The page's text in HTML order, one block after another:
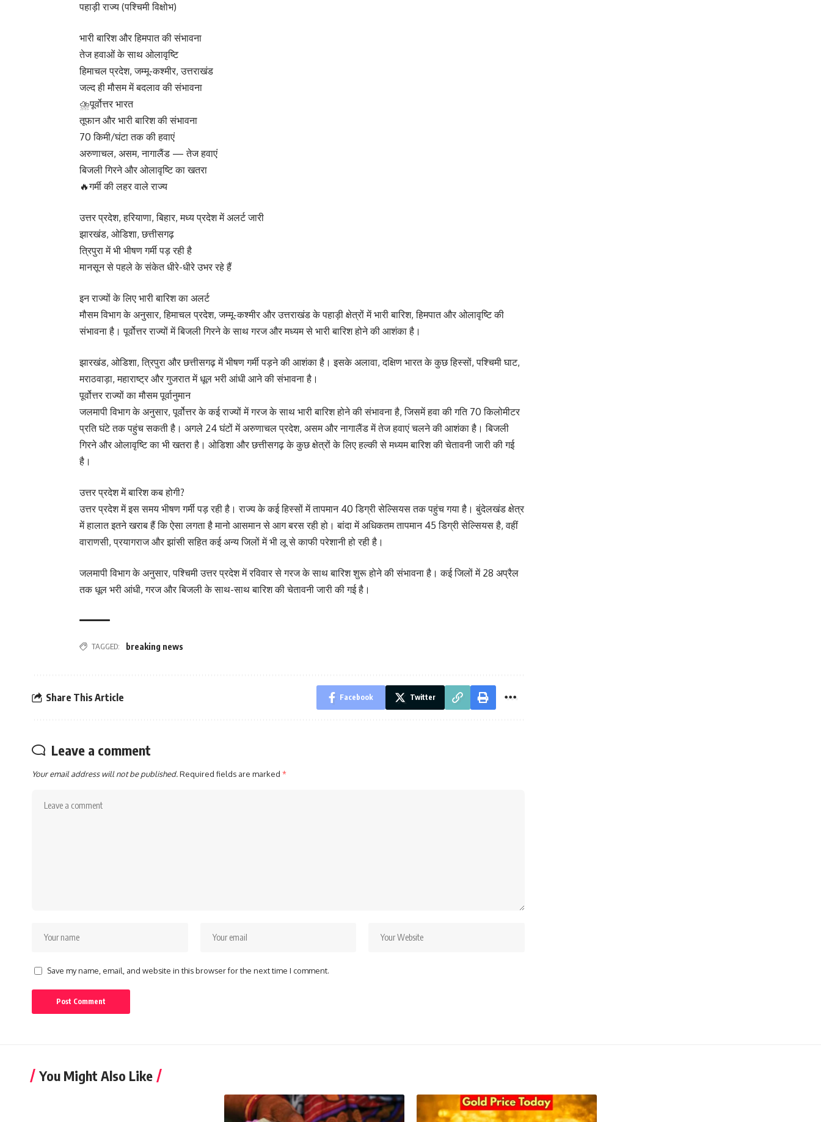
पहाड़ी राज्य (पश्चिमी विक्षोभ)
भारी बारिश और हिमपात की संभावना
तेज हवाओं के साथ ओलावृष्टि
हिमाचल प्रदेश, जम्मू-कश्मीर, उत्तराखंड
जल्द ही मौसम में बदलाव की संभावना
⛈️पूर्वोत्तर भारत
तूफान और भारी बारिश की संभावना
70 किमी/घंटा तक की हवाएं
अरुणाचल, असम, नागालैंड — तेज हवाएं
बिजली गिरने और ओलावृष्टि का खतरा
🔥गर्मी की लहर वाले राज्य
उत्तर प्रदेश, हरियाणा, बिहार, मध्य प्रदेश में अलर्ट जारी
झारखंड, ओडिशा, छत्तीसगढ़
त्रिपुरा में भी भीषण गर्मी पड़ रही है
मानसून से पहले के संकेत धीरे-धीरे उभर रहे हैं
इन राज्यों के लिए भारी बारिश का अलर्ट
मौसम विभाग के अनुसार, हिमाचल प्रदेश, जम्मू-कश्मीर और उत्तराखंड के पहाड़ी क्षेत्रों में भारी बारिश, हिमपात और ओलावृष्टि की
संभावना है। पूर्वोत्तर राज्यों में बिजली गिरने के साथ गरज और मध्यम से भारी बारिश होने की आशंका है।
झारखंड, ओडिशा, त्रिपुरा और छत्तीसगढ़ में भीषण गर्मी पड़ने की आशंका है। इसके अलावा, दक्षिण भारत के कुछ हिस्सों, पश्चिमी घाट,
मराठवाड़ा, महाराष्ट्र और गुजरात में धूल भरी आंधी आने की संभावना है।
पूर्वोत्तर राज्यों का मौसम पूर्वानुमान
जलमापी विभाग के अनुसार, पूर्वोत्तर के कई राज्यों में गरज के साथ भारी बारिश होने की संभावना है, जिसमें हवा की गति 70 किलोमीटर
प्रति घंटे तक पहुंच सकती है। अगले 24 घंटों में अरुणाचल प्रदेश, असम और नागालैंड में तेज हवाएं चलने की आशंका है। बिजली
गिरने और ओलावृष्टि का भी खतरा है। ओडिशा और छत्तीसगढ़ के कुछ क्षेत्रों के लिए हल्की से मध्यम बारिश की चेतावनी जारी की गई
है।
उत्तर प्रदेश में बारिश कब होगी?
उत्तर प्रदेश में इस समय भीषण गर्मी पड़ रही है। राज्य के कई हिस्सों में तापमान 40 डिग्री सेल्सियस तक पहुंच गया है। बुंदेलखंड क्षेत्र
में हालात इतने खराब हैं कि ऐसा लगता है मानो आसमान से आग बरस रही हो। बांदा में अधिकतम तापमान 45 डिग्री सेल्सियस है, वहीं
वाराणसी, प्रयागराज और झांसी सहित कई अन्य जिलों में भी लू से काफी परेशानी हो रही है।
जलमापी विभाग के अनुसार, पश्चिमी उत्तर प्रदेश में रविवार से गरज के साथ बारिश शुरू होने की संभावना है। कई जिलों में 28 अप्रैल
तक धूल भरी आंधी, गरज और बिजली के साथ-साथ बारिश की चेतावनी जारी की गई है।
TAGGED: breaking news
Share This Article Facebook Twitter
Leave a comment
Your email address will not be published.Required fields are marked *
Save my name, email, and website in this browser for the next time I comment.
You Might Also Like